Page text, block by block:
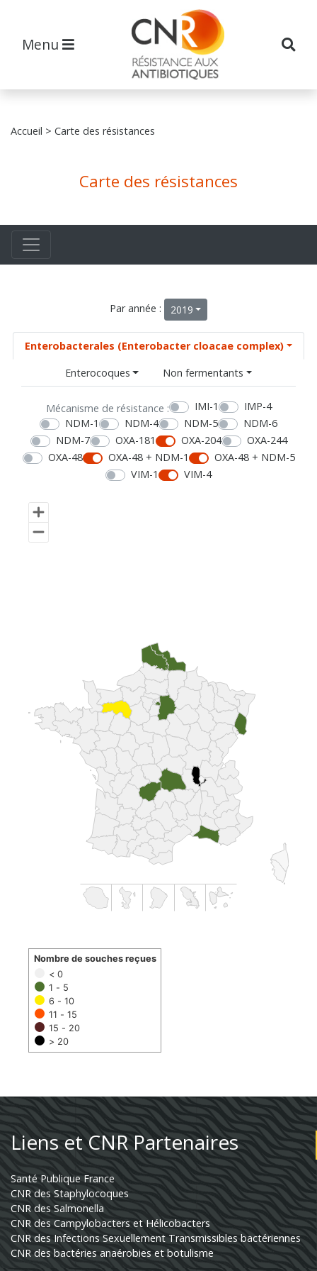
Menu
Accueil > Carte des résistances
Carte des résistances
Par année : 2019
Enterobacterales (Enterobacter cloacae complex)
Enterocoques
Non fermentants
Mécanisme de résistance : IMI-1
IMP-4
NDM-1
NDM-4 NDM-5
NDM-6
NDM-7
OXA-181 OXA-204
OXA-244
OXA-48
OXA-48 + NDM-1
OXA-48 + NDM-5
VIM-1
VIM-4
< 0
1 - 5
6 - 10
11 - 15
15 - 20
> 20
Nombre de souches reçues
Liens et CNR Partenaires
Santé Publique France
CNR des Staphylocoques
CNR des Salmonella
CNR des Campylobacters et Hélicobacters
CNR des Infections Sexuellement Transmissibles bactériennes
CNR des bactéries anaérobies et botulisme